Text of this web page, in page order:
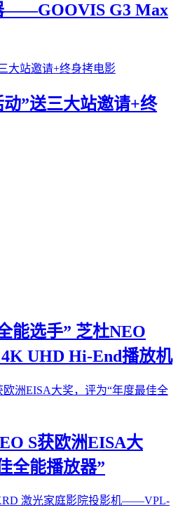
——GOOVIS G3 Max
”送三大站邀请+终
能选手” 芝杜NEO
UHD Hi-End播放机
S获欧洲EISA大
全能播放器”